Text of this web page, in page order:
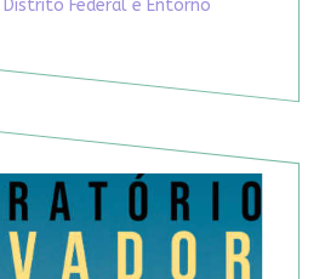
Distrito Federal e Entorno